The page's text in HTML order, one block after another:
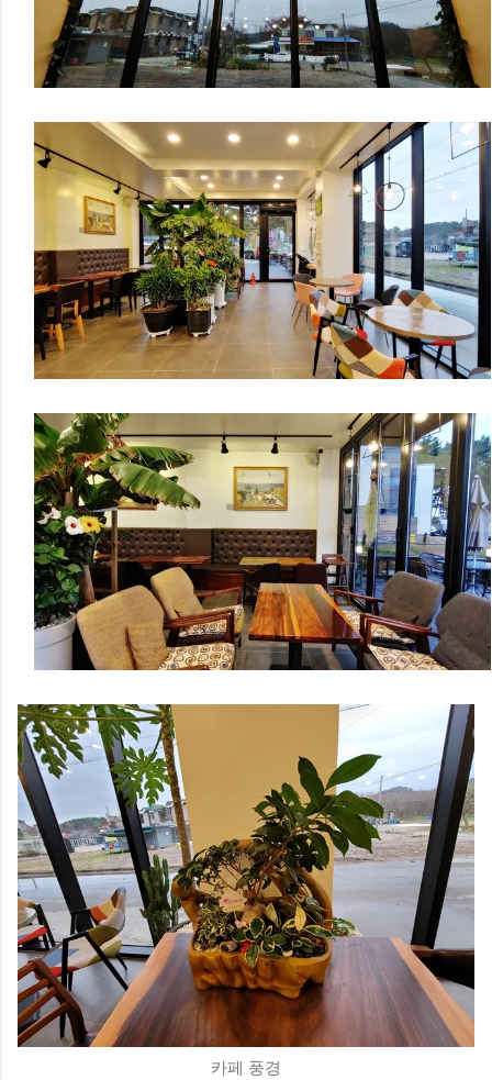
카페 풍경